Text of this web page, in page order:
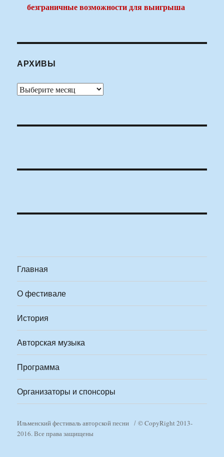
безграничные возможности для выигрыша
АРХИВЫ
Архивы
Главная
О фестивале
История
Авторская музыка
Программа
Организаторы и спонсоры
Ильменский фестиваль авторской песни
© CopyRight 2013-
2016. Все права защищены